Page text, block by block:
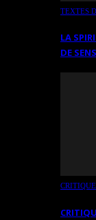
TEXTES
LA
DE